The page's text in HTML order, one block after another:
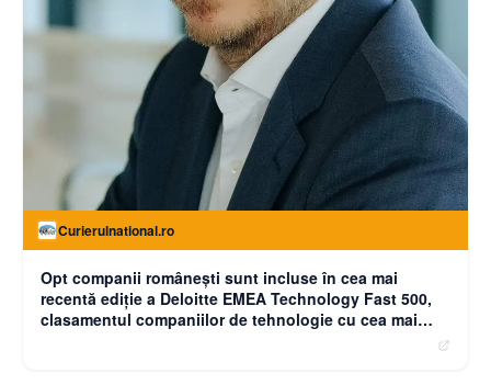
Curierulnational.ro
Opt companii românești sunt incluse în cea mai
recentă ediție a Deloitte EMEA Technology Fast 500,
clasamentul companiilor de tehnologie cu cea mai